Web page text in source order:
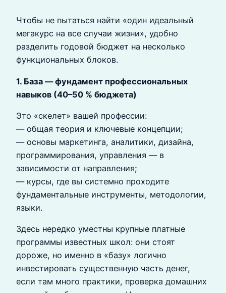
Чтобы не пытаться найти «один идеальный
мегакурс на все случаи жизни», удобно
разделить годовой бюджет на несколько
функциональных блоков.
1. База — фундамент профессиональных
навыков (40–50 % бюджета)
Это «скелет» вашей профессии:
— общая теория и ключевые концепции;
— основы маркетинга, аналитики, дизайна,
программирования, управления — в
зависимости от направления;
— курсы, где вы системно проходите
фундаментальные инструменты, методологии,
языки.
Здесь нередко уместны крупные платные
программы известных школ: они стоят
дороже, но именно в «базу» логично
инвестировать существенную часть денег,
если там много практики, проверка домашних